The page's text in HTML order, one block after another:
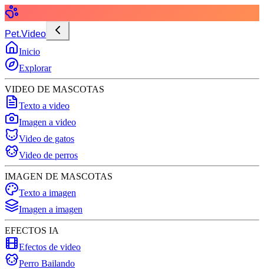
Pet.Video
Inicio
Explorar
VIDEO DE MASCOTAS
Texto a video
Imagen a video
Video de gatos
Video de perros
IMAGEN DE MASCOTAS
Texto a imagen
Imagen a imagen
EFECTOS IA
Efectos de video
Perro Bailando